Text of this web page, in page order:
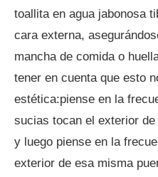
toallita en agua jabonosa
cara externa,
mancha de comida o
tener en cuenta que esto
estética:piense en la
sucias tocan el exterior
y luego piense en la
exterior de esa misma